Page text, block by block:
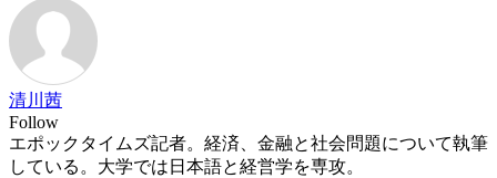
清川茜
Follow
エポックタイムズ記者。経済、金融と社会問題について執筆
している。大学では日本語と経営学を専攻。